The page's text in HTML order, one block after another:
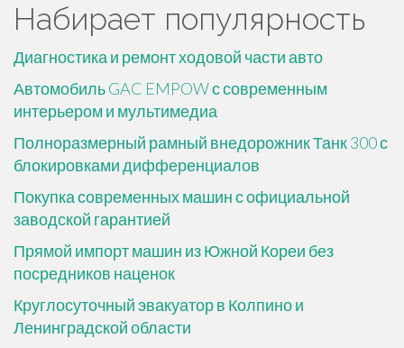
Набирает популярность
Диагностика и ремонт ходовой части авто
Автомобиль GAC EMPOW с современным
интерьером и мультимедиа
Полноразмерный рамный внедорожник Танк 300 с
блокировками дифференциалов
Покупка современных машин с официальной
заводской гарантией
Прямой импорт машин из Южной Кореи без
посредников наценок
Круглосуточный эвакуатор в Колпино и
Ленинградской области